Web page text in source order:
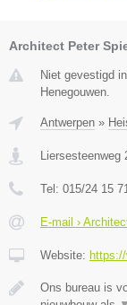
Architect Peter
Niet gevestigd
Henegouwen.
Antwerpen »
Liersesteenweg
Tel: 015/24 15
E-mail ›
Website:
Ons bureau is